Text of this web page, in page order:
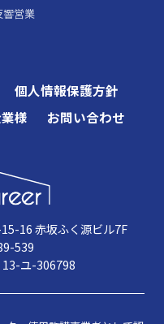
響営業
個人情報保護方針
様 お問い合わせ
16 赤坂ふく源ビル7F
539
13-ユ-306798